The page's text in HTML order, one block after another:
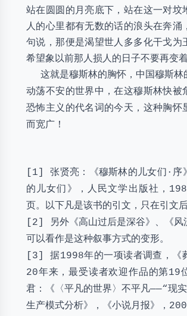
站在圆圆的月亮底下，站在这一对坟
人的心里都有无数的话的浪头在奔涌
句说，那便是渴望世人多多化干戈为
希望象以前那人损人的日子不要再变
这就是穆斯林的胸怀，中国穆斯林
动荡不安的世界中，在这穆斯林快被
恐怖主义的代名词的今天，这种胸怀
而宽广！
[1] 张贤亮：《穆斯林的儿女们·序
的儿女们》，人民文学出版社，
页。以下凡是该书的引文，只在引文后
[2] 另外《高山过后是深谷》、《风
可以看作是这种叙事方式的变形。
[3] 据1998年的一项读者调查，《
20年来，最受读者欢迎作品的第19
君：《〈平凡的世界〉不平凡——“现
生产模式分析》，《小说月报》，